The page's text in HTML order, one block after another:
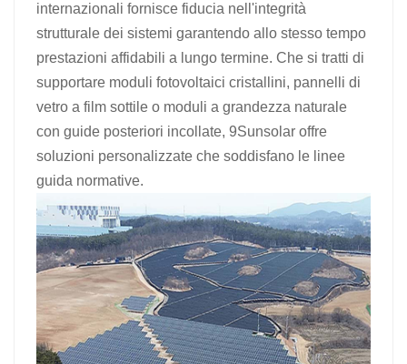
internazionali fornisce fiducia nell'integrità
strutturale dei sistemi garantendo allo stesso tempo
prestazioni affidabili a lungo termine. Che si tratti di
supportare moduli fotovoltaici cristallini, pannelli di
vetro a film sottile o moduli a grandezza naturale
con guide posteriori incollate, 9Sunsolar offre
soluzioni personalizzate che soddisfano le linee
guida normative.